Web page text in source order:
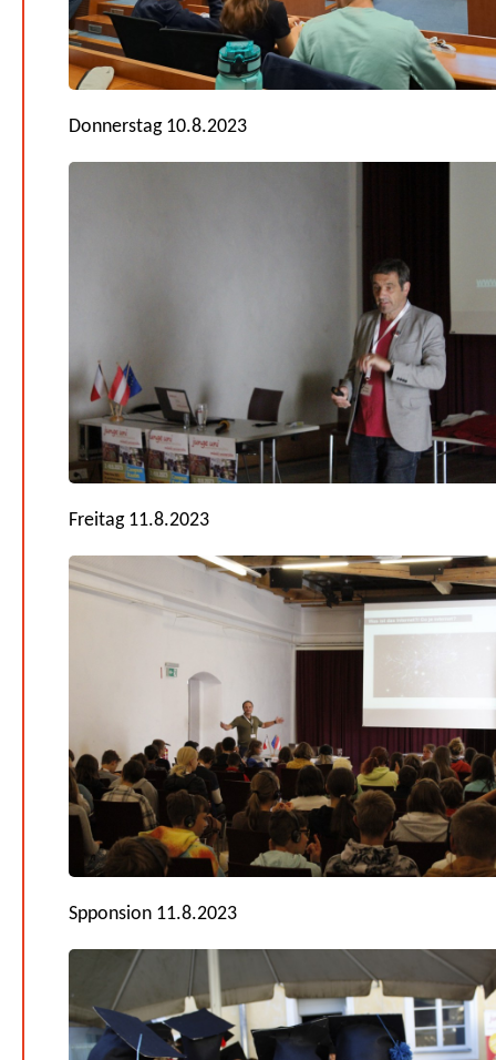
Donnerstag 10.8.2023
Freitag 11.8.2023
Spponsion 11.8.2023